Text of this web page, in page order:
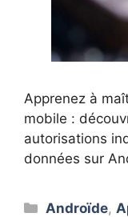
Apprenez à
mobile :
autorisations
données sur
Catégories
Androïde,